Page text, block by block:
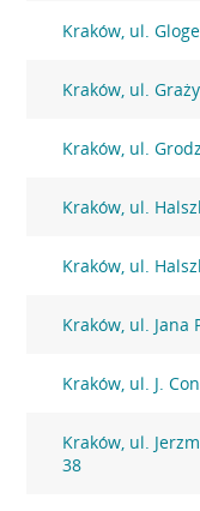
Kraków, ul.
Kraków, ul.
Kraków, ul.
Kraków, ul.
Kraków, ul.
Kraków, ul. Jana
Kraków, ul. J.
Kraków, ul.
38